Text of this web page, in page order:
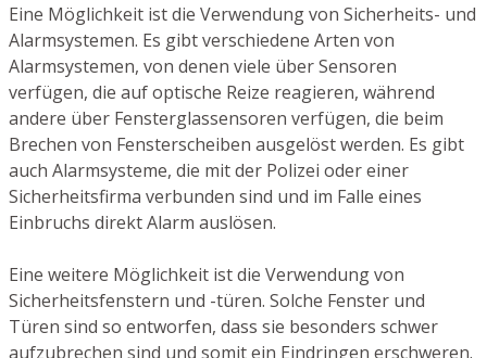
Eine Möglichkeit ist die Verwendung von Sicherheits- und
Alarmsystemen. Es gibt verschiedene Arten von
Alarmsystemen, von denen viele über Sensoren
verfügen, die auf optische Reize reagieren, während
andere über Fensterglassensoren verfügen, die beim
Brechen von Fensterscheiben ausgelöst werden. Es gibt
auch Alarmsysteme, die mit der Polizei oder einer
Sicherheitsfirma verbunden sind und im Falle eines
Einbruchs direkt Alarm auslösen.
Eine weitere Möglichkeit ist die Verwendung von
Sicherheitsfenstern und -türen. Solche Fenster und
Türen sind so entworfen, dass sie besonders schwer
aufzubrechen sind und somit ein Eindringen erschweren.